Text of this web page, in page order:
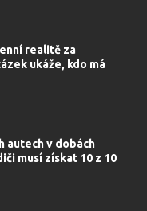
realitě za
ukáže, kdo má
autech v dobách
musí získat 10 z 10